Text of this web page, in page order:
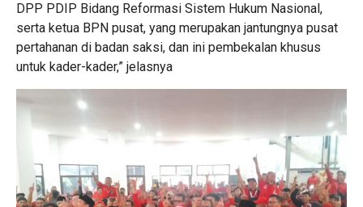
DPP PDIP Bidang Reformasi Sistem Hukum Nasional,
serta ketua BPN pusat, yang merupakan jantungnya pusat
pertahanan di badan saksi, dan ini pembekalan khusus
untuk kader-kader,” jelasnya